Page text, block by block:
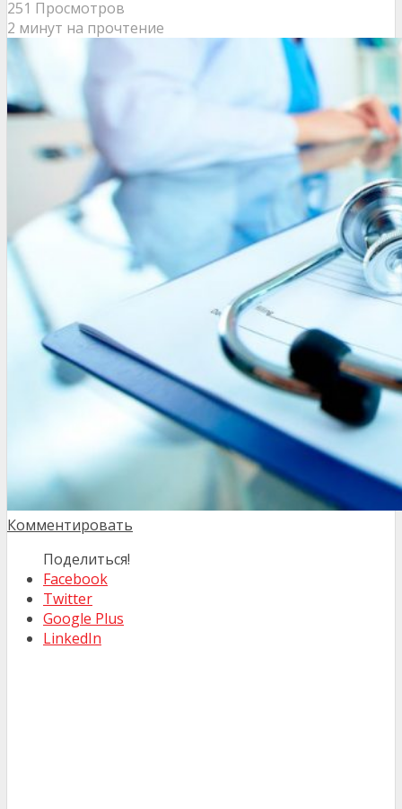
251 Просмотров
2 минут на прочтение
Комментировать
Поделиться!
Facebook
Twitter
Google Plus
LinkedIn